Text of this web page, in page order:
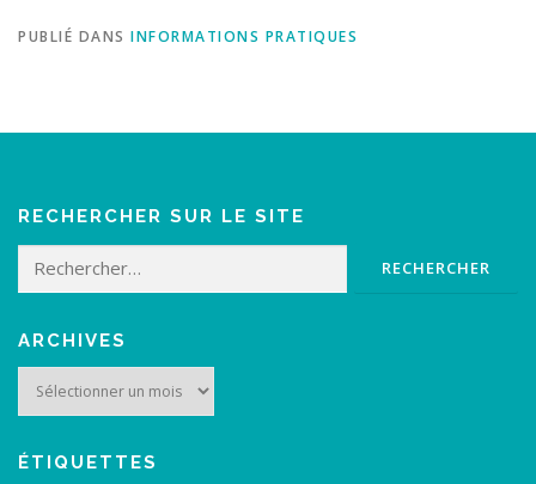
PUBLIÉ DANS INFORMATIONS PRATIQUES
RECHERCHER SUR LE SITE
Rechercher :
ARCHIVES
Archives
ÉTIQUETTES